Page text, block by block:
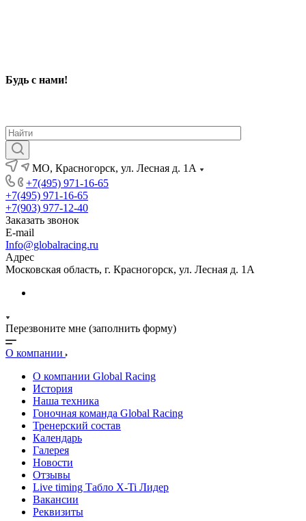
Будь с нами!
МО, Красногорск, ул. Лесная д. 1А
+7(495) 971-16-65
+7(495) 971-16-65
+7(903) 977-12-40
Заказать звонок
E-mail
Info@globalracing.ru
Адрес
Московская область, г. Красногорск, ул. Лесная д. 1А
Перезвоните мне (заполнить форму)
О компании
О компании Global Racing
История
Наша техника
Гоночная команда Global Racing
Тренерский состав
Календарь
Галерея
Новости
Отзывы
Live timing Табло X-Ti Лидер
Вакансии
Реквизиты